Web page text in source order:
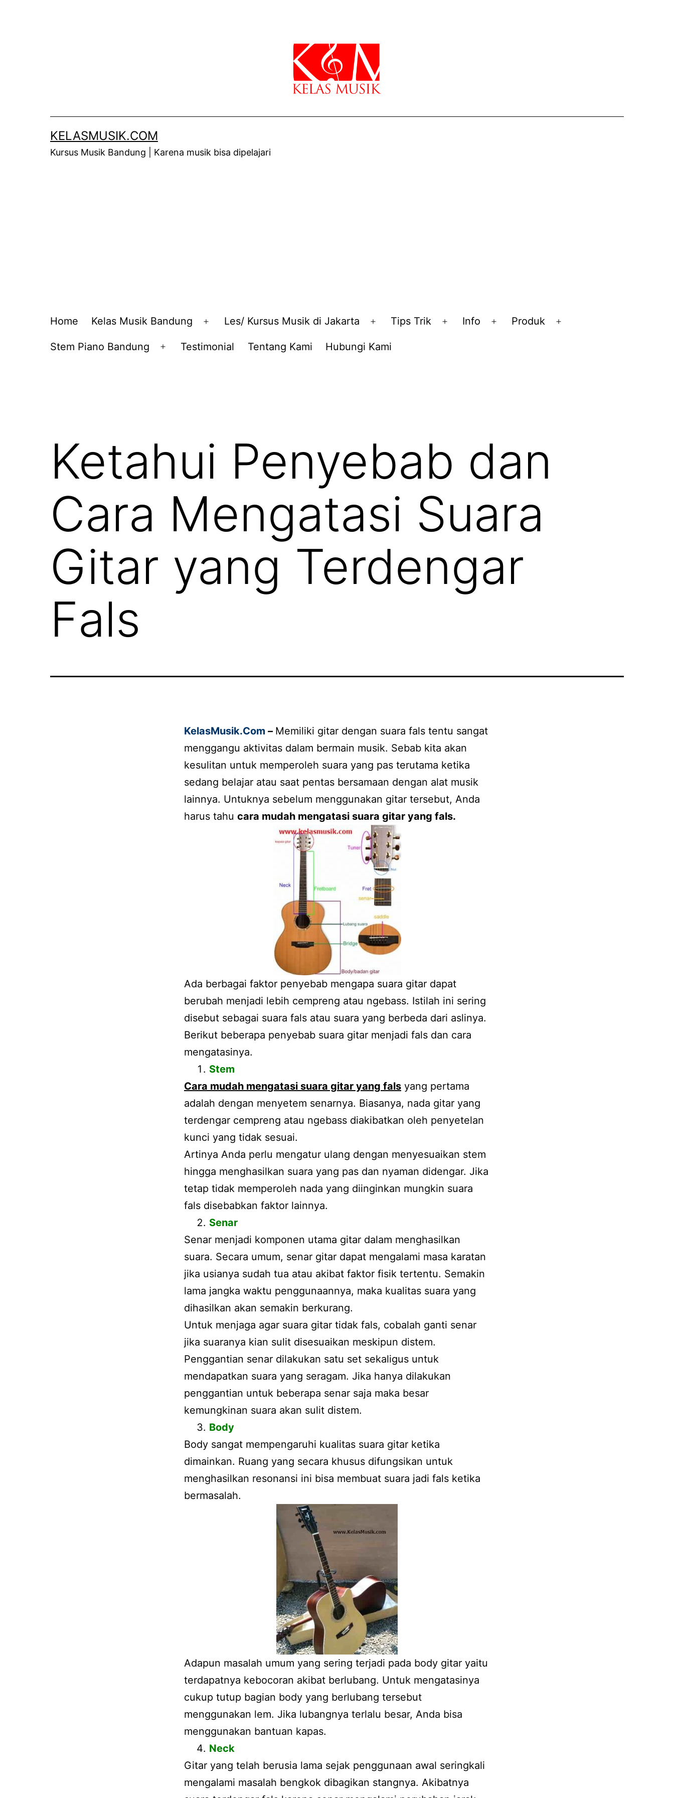
KELASMUSIK.COM
Kursus Musik Bandung | Karena musik bisa dipelajari
Home Kelas Musik Bandung
Open
menu
Les/ Kursus Musik di Jakarta
Open
menu
Tips Trik
Open
Info
Open
Produk
Stem Piano Bandung
Open
Testimonial Tentang Kami Hubungi Kami
Ketahui Penyebab dan
Cara Mengatasi Suara
Gitar yang Terdengar
Fals
KelasMusik.Com – Memiliki gitar dengan suara fals tentu sangat
menggangu aktivitas dalam bermain musik. Sebab kita akan
kesulitan untuk memperoleh suara yang pas terutama ketika
sedang belajar atau saat pentas bersamaan dengan alat musik
lainnya. Untuknya sebelum menggunakan gitar tersebut, Anda
harus tahu cara mudah mengatasi suara gitar yang fals.
Ada berbagai faktor penyebab mengapa suara gitar dapat
berubah menjadi lebih cempreng atau ngebass. Istilah ini sering
disebut sebagai suara fals atau suara yang berbeda dari aslinya.
Berikut beberapa penyebab suara gitar menjadi fals dan cara
mengatasinya.
Stem
Cara mudah mengatasi suara gitar yang fals yang pertama
adalah dengan menyetem senarnya. Biasanya, nada gitar yang
terdengar cempreng atau ngebass diakibatkan oleh penyetelan
kunci yang tidak sesuai.
Artinya Anda perlu mengatur ulang dengan menyesuaikan stem
hingga menghasilkan suara yang pas dan nyaman didengar. Jika
tetap tidak memperoleh nada yang diinginkan mungkin suara
fals disebabkan faktor lainnya.
Senar
Senar menjadi komponen utama gitar dalam menghasilkan
suara. Secara umum, senar gitar dapat mengalami masa karatan
jika usianya sudah tua atau akibat faktor fisik tertentu. Semakin
lama jangka waktu penggunaannya, maka kualitas suara yang
dihasilkan akan semakin berkurang.
Untuk menjaga agar suara gitar tidak fals, cobalah ganti senar
jika suaranya kian sulit disesuaikan meskipun distem.
Penggantian senar dilakukan satu set sekaligus untuk
mendapatkan suara yang seragam. Jika hanya dilakukan
penggantian untuk beberapa senar saja maka besar
kemungkinan suara akan sulit distem.
Body
Body sangat mempengaruhi kualitas suara gitar ketika
dimainkan. Ruang yang secara khusus difungsikan untuk
menghasilkan resonansi ini bisa membuat suara jadi fals ketika
bermasalah.
Adapun masalah umum yang sering terjadi pada body gitar yaitu
terdapatnya kebocoran akibat berlubang. Untuk mengatasinya
cukup tutup bagian body yang berlubang tersebut
menggunakan lem. Jika lubangnya terlalu besar, Anda bisa
menggunakan bantuan kapas.
Neck
Gitar yang telah berusia lama sejak penggunaan awal seringkali
mengalami masalah bengkok dibagikan stangnya. Akibatnya